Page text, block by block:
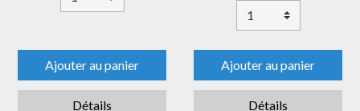
Ajouter au panier
Détails
Ajouter au panier
Détails